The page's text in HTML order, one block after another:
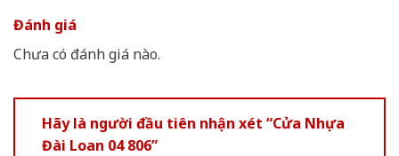
Đánh giá
Chưa có đánh giá nào.
Hãy là người đầu tiên nhận xét “Cửa Nhựa
Đài Loan 04 806”